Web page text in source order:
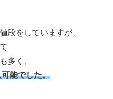
段をしていますが、
多く、
能でした。